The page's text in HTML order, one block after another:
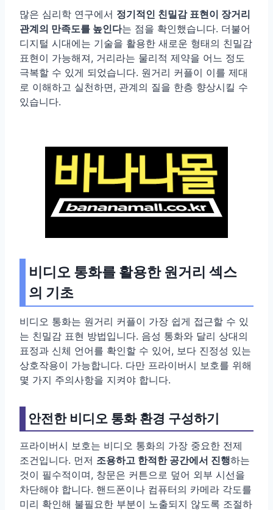
많은 심리학 연구에서 정기적인 친밀감 표현이 장거리
관계의 만족도를 높인다는 점을 확인했습니다. 더불어
디지털 시대에는 기술을 활용한 새로운 형태의 친밀감
표현이 가능해져, 거리라는 물리적 제약을 어느 정도
극복할 수 있게 되었습니다. 원거리 커플이 이를 제대
로 이해하고 실천하면, 관계의 질을 한층 향상시킬 수
있습니다.
비디오 통화를 활용한 원거리 섹스
의 기초
비디오 통화는 원거리 커플이 가장 쉽게 접근할 수 있
는 친밀감 표현 방법입니다. 음성 통화와 달리 상대의
표정과 신체 언어를 확인할 수 있어, 보다 진정성 있는
상호작용이 가능합니다. 다만 프라이버시 보호를 위해
몇 가지 주의사항을 지켜야 합니다.
안전한 비디오 통화 환경 구성하기
프라이버시 보호는 비디오 통화의 가장 중요한 전제
조건입니다. 먼저 조용하고 한적한 공간에서 진행하는
것이 필수적이며, 창문은 커튼으로 덮어 외부 시선을
차단해야 합니다. 핸드폰이나 컴퓨터의 카메라 각도를
미리 확인해 불필요한 부분이 노출되지 않도록 조절하